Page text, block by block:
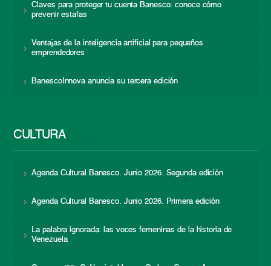
Claves para proteger tu cuenta Banesco: conoce cómo
prevenir estafas
Ventajas de la inteligencia artificial para pequeños
emprendedores
BanescoInnova anuncia su tercera edición
CULTURA
Agenda Cultural Banesco. Junio 2026. Segunda edición
Agenda Cultural Banesco. Junio 2026. Primera edición
La palabra ignorada: las voces femeninas de la historia de
Venezuela